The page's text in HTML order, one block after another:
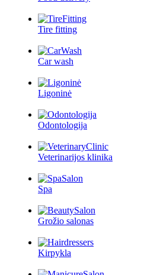
Tire fitting
Car wash
Ligoninė
Odontologija
Veterinarijos klinika
Spa
Grožio salonas
Kirpykla